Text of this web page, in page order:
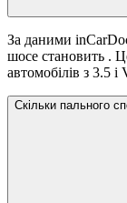
За даними
шосе становить .
автомобілів з 3.5
Скільки пального